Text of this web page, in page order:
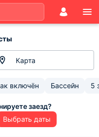
Карта
включён Бассейн 5
Выбрать даты